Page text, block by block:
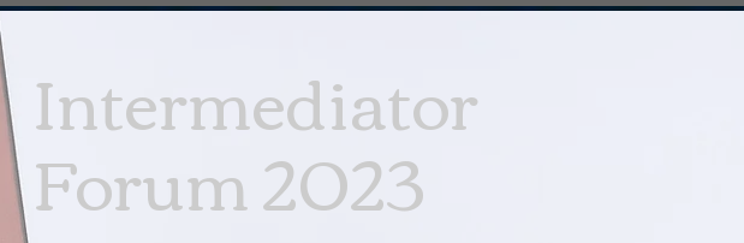
Intermediator
Forum 2023